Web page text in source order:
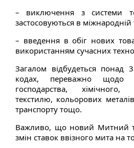
– виключення з системи
застосовуються в міжнародній
– введення в обіг нових
використанням сучасних
Загалом відбудеться понад
кодах, переважно щодо
господарства, хімічного,
текстилю, кольорових
транспорту тощо.
Важливо, що новий Митний
змін ставок ввізного мита на